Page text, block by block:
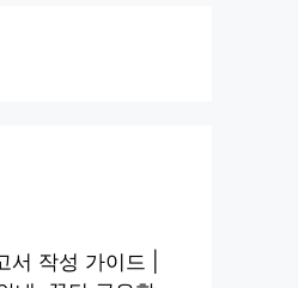
서 작성 가이드 |